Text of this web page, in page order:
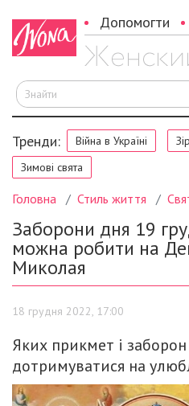
Допомогти
Тренди: Війна в Україні
Зимові свята
Головна Стиль життя
Заборони дня 19
можна робити на
Миколая
18 грудня 2022, 17:00
Яких прикмет і
дотримуватися на